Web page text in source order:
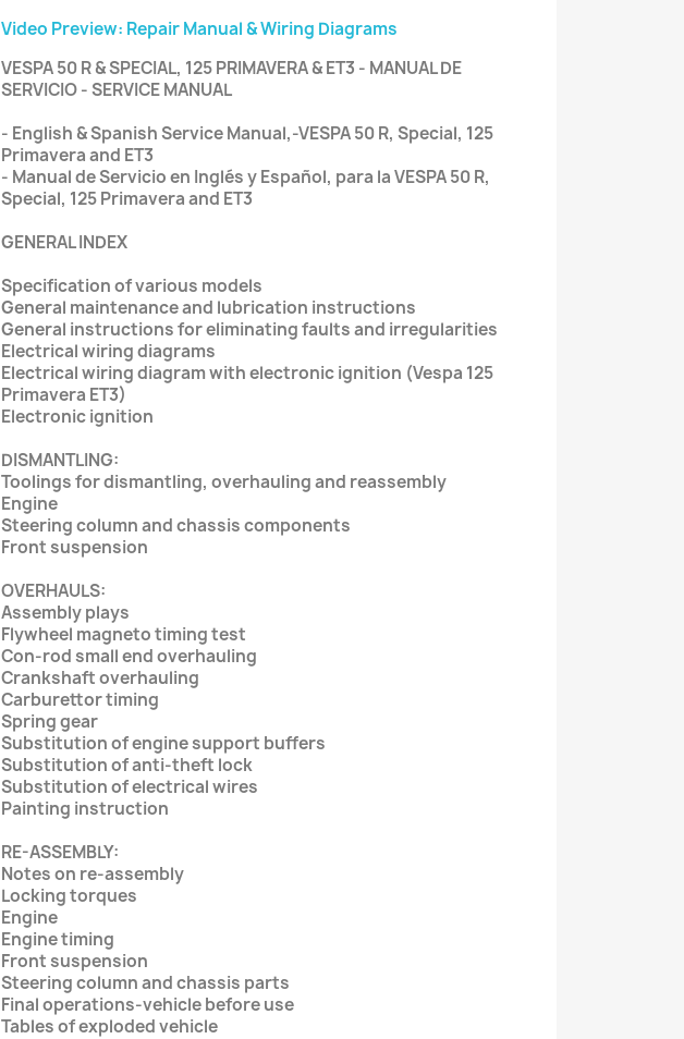
Video Preview: Repair Manual & Wiring Diagrams
VESPA 50 R & SPECIAL, 125 PRIMAVERA & ET3 - MANUAL DE
SERVICIO - SERVICE MANUAL
- English & Spanish Service Manual,-VESPA 50 R, Special, 125
Primavera and ET3
- Manual de Servicio en Inglés y Español, para la VESPA 50 R,
Special, 125 Primavera and ET3
GENERAL INDEX
Specification of various models
General maintenance and lubrication instructions
General instructions for eliminating faults and irregularities
Electrical wiring diagrams
Electrical wiring diagram with electronic ignition (Vespa 125
Primavera ET3)
Electronic ignition
DISMANTLING:
Toolings for dismantling, overhauling and reassembly
Engine
Steering column and chassis components
Front suspension
OVERHAULS:
Assembly plays
Flywheel magneto timing test
Con-rod small end overhauling
Crankshaft overhauling
Carburettor timing
Spring gear
Substitution of engine support buffers
Substitution of anti-theft lock
Substitution of electrical wires
Painting instruction
RE-ASSEMBLY:
Notes on re-assembly
Locking torques
Engine
Engine timing
Front suspension
Steering column and chassis parts
Final operations-vehicle before use
Tables of exploded vehicle